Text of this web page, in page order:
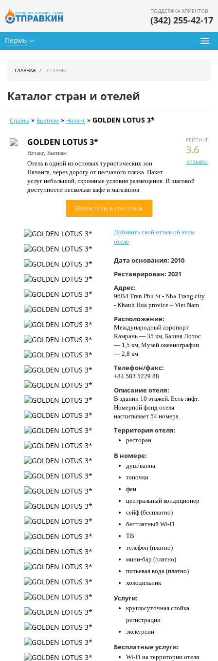
Пермь
ПОДДЕРЖКА КЛИЕНТОВ
(342) 255-42-17
Календарь туров
Цены дня
Страны
Как купить
Контакты
ГЛАВНАЯ СТРАНЫ
Каталог стран и отелей
Страны » Вьетнам » Нячанг » GOLDEN LOTUS 3*
РЕЙТИНГ
3.6
отзывы
GOLDEN LOTUS 3*
Нячанг, Вьетнам
Отель в одной из основых туристических зон
Нячанга, через дорогу от песчаного пляжа. Пакет
услуг небольшой, скромные условия размещения. В шаговой
доступности несколько кафе и магазинов.
Найти туры в этот отель
Добавить свой отзыв об этом
отеле
Дата основания: 2010
Реставрирован: 2021
Адрес:
96B4 Tran Phu St - Nha Trang city
- Khanh Hoa provice – Viet Nam
Расположение:
Международный аэропорт
Камрань — 35 км, Башня Лотос
— 1,5 км, Музей океанографии
— 2,8 км
Телефон/факс:
+84 583 5229 88
Описание отеля:
В здании 10 этажей. Есть лифт.
Номерной фонд отеля
насчитывает 54 номера.
Территория отеля:
ресторан
В номере:
душ/ванна
тапочки
фен
центральный кондиционер
сейф (бесплатно)
бесплатный Wi-Fi
ТВ
телефон (платно)
мини-бар (платно)
питьевая вода (платно)
холодильник
Услуги:
круглосуточная стойка
регистрации
экскурсии
Бесплатные услуги:
Wi-Fi на территории отеля